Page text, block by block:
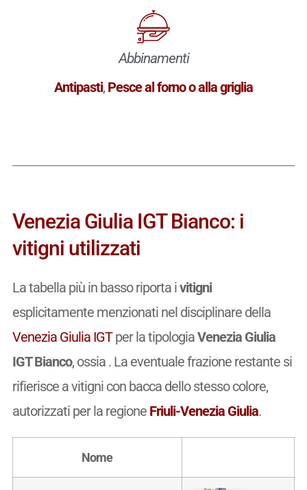
Abbinamenti
Antipasti, Pesce al forno o alla griglia
Venezia Giulia IGT Bianco: i
vitigni utilizzati
La tabella più in basso riporta ivitigni
esplicitamente menzionati nel disciplinare della
Venezia Giulia IGTper la tipologiaVenezia Giulia
IGT Bianco, ossia . La eventuale frazione restante si
rifierisce a vitigni con bacca dello stesso colore,
autorizzati per la regione Friuli-Venezia Giulia.
Nome